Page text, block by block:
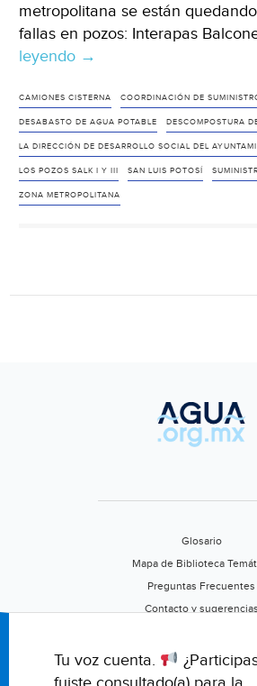
metropolitana se están
fallas en pozos: Interapas
leyendo SLP:Sigue
del
agua
en
SLP.
Balcones
→
CAMIONES CISTERNA COORDINACIÓN DE
DESABASTO DE AGUA POTABLE DESCOMPOSTURA
LA DIRECCIÓN DE DESARROLLO SOCIAL DEL
LOS POZOS SALK I Y III SAN LUIS POTOSÍ
ZONA METROPOLITANA
Glosario
Mapa de Biblioteca
Preguntas Frecuentes
Contacto y sugerencias
Califica este portal
Tu voz cuenta.